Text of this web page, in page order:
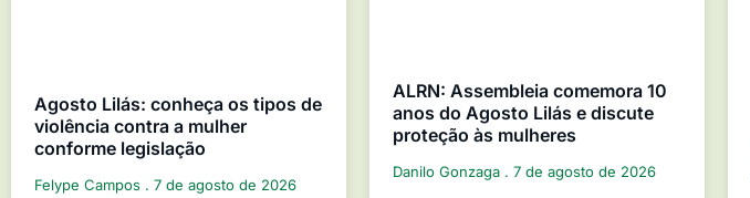
Agosto Lilás: conheça os tipos de
violência contra a mulher
conforme legislação
Felype Campos 7 de agosto de 2026
ALRN: Assembleia comemora 10
anos do Agosto Lilás e discute
proteção às mulheres
Danilo Gonzaga 7 de agosto de 2026